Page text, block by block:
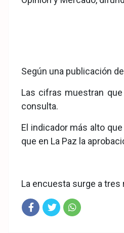
Según una publicación
Las cifras muestran
consulta.
El indicador más alto
que en La Paz la
La encuesta surge a